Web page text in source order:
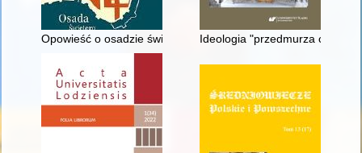
Opowieść o osadzie świętego Gotarda z widokiem na Poznań
Ideologia "przedmurza